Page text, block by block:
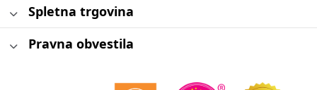
Spletna trgovina
Pravna obvestila